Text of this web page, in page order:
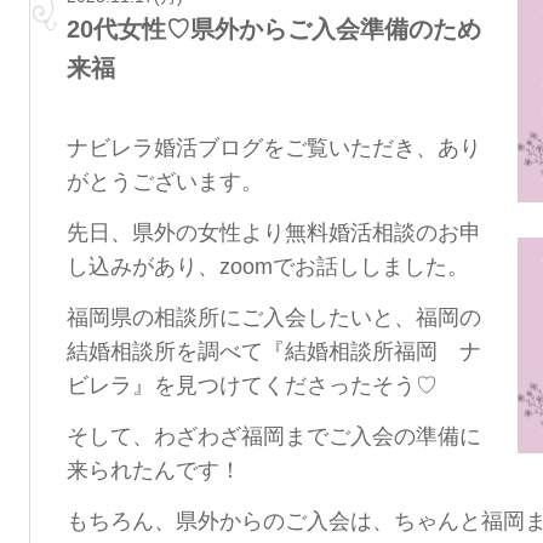
20代女性♡県外からご入会準備のため
来福
ナビレラ婚活ブログをご覧いただき、あり
がとうございます。
先日、県外の女性より無料婚活相談のお申
し込みがあり、zoomでお話ししました。
福岡県の相談所にご入会したいと、福岡の
結婚相談所を調べて『結婚相談所福岡 ナ
ビレラ』を見つけてくださったそう♡
そして、わざわざ福岡までご入会の準備に
来られたんです！
もちろん、県外からのご入会は、ちゃんと福岡